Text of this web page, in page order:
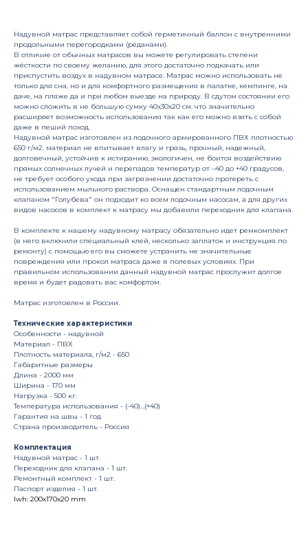
Надувной матрас представляет собой герметичный баллон с внутренними
продольными перегородками (реданами).
В отличие от обычных матрасов вы можете регулировать степени
жёсткости по своему желанию, для этого достаточно подкачать или
приспустить воздух в надувном матрасе. Матрас можно использовать не
только для сна, но и для комфортного размещения в палатке, кемпинге, на
даче, на пляже да и при любом выезде на природу. В сдутом состоянии его
можно сложить в не большую сумку 40х30х20 см. что значительно
расширяет возможность использования так как его можно взять с собой
даже в пеший поход.
Надувной матрас изготовлен из лодочного армированного ПВХ плотностью
650 г/м2. материал не впитывает влагу и грязь, прочный, надежный,
долговечный, устойчив к истиранию, экологичен, не боится воздействию
прямых солнечных лучей и перепадов температур от –40 до +40 градусов,
не требует особого ухода при загрязнении достаточно протереть с
использованием мыльного раствора. Оснащен стандартным лодочным
клапаном "Голубева" он подходит ко всем лодочным насосам, а для других
видов насосов в комплект к матрасу мы добавили переходник для клапана.
В комплекте к нашему надувному матрасу обязательно идет ремкомплект
(в него включили специальный клей, несколько заплаток и инструкция по
ремонту) с помощью его вы сможете устранить не значительные
повреждения или прокол матраса даже в полевых условиях. При
правильном использовании данный надувной матрас прослужит долгое
время и будет радовать вас комфортом.
Матрас изготовлен в России.
Технические характеристики
Особенности - надувной
Материал - ПВХ
Плотность материала, г/м2 - 650
Габаритные размеры
Длина - 2000 мм
Ширина - 170 мм
Нагрузка - 500 кг.
Температура использования - (-40)…(+40)
Гарантия на швы - 1 год
Страна производитель - Россия
Комплектация
Надувной матрас - 1 шт.
Переходник для клапана - 1 шт.
Ремонтный комплект - 1 шт.
Паспорт изделия - 1 шт.
lwh: 200x170x20 mm